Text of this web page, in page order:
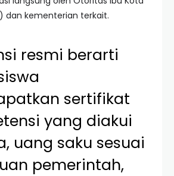
dan kementerian terkait.
resmi berarti
sertifikat
yang diakui
uang saku sesuai
pemerintah,